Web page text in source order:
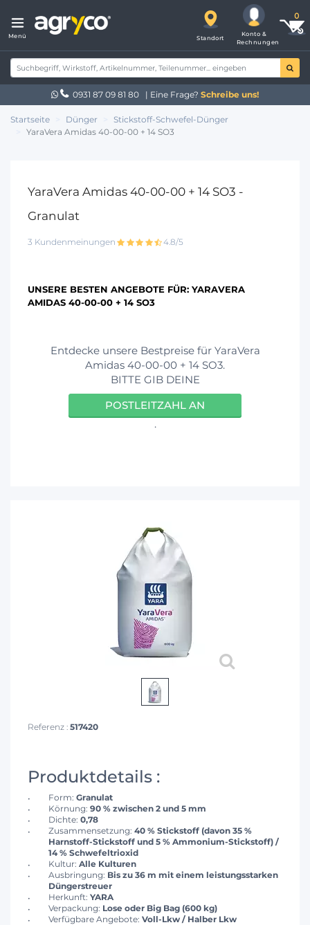
Menü Standort
Konto &
Rechnungen
0931 87 09 81 80 | Eine Frage? Schreibe uns!
Startseite Dünger
Stickstoff-Schwefel-Dünger
YaraVera Amidas 40-00-00 + 14 SO3
YaraVera Amidas 40-00-00 + 14 SO3 -
Granulat
3 Kundenmeinungen 4.8/5
UNSERE BESTEN ANGEBOTE FÜR: YARAVERA
AMIDAS 40-00-00 + 14 SO3
Entdecke unsere Bestpreise für YaraVera
Amidas 40-00-00 + 14 SO3.
BITTE GIB DEINE
POSTLEITZAHL AN
.
Referenz : 517420
Produktdetails :
Form: Granulat
Körnung: 90 % zwischen 2 und 5 mm
Dichte: 0,78
Zusammensetzung: 40 % Stickstoff (davon 35 %
Harnstoff-Stickstoff und 5 % Ammonium-Stickstoff) /
14 % Schwefeltrioxid
Kultur: Alle Kulturen
Ausbringung: Bis zu 36 m mit einem leistungsstarken
Düngerstreuer
Herkunft: YARA
Verpackung: Lose oder Big Bag (600 kg)
Verfügbare Angebote: Voll-Lkw / Halber Lkw